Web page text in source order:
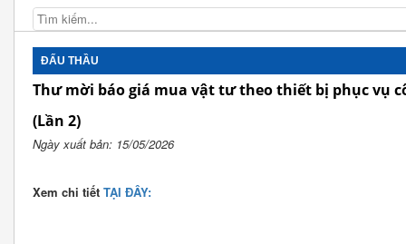
ĐẤU THẦU
Thư mời báo giá mua vật tư theo thiết bị phục vụ
(Lần 2)
Ngày xuất bản: 15/05/2026
Xem chi tiết TẠI ĐÂY: